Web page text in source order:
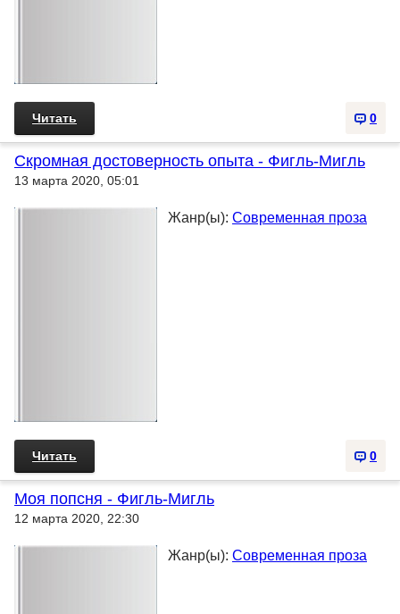
0
Читать
Скромная достоверность опыта - Фигль-Мигль
13 марта 2020, 05:01
Жанр(ы): Современная проза
0
Читать
Моя попсня - Фигль-Мигль
12 марта 2020, 22:30
Жанр(ы): Современная проза